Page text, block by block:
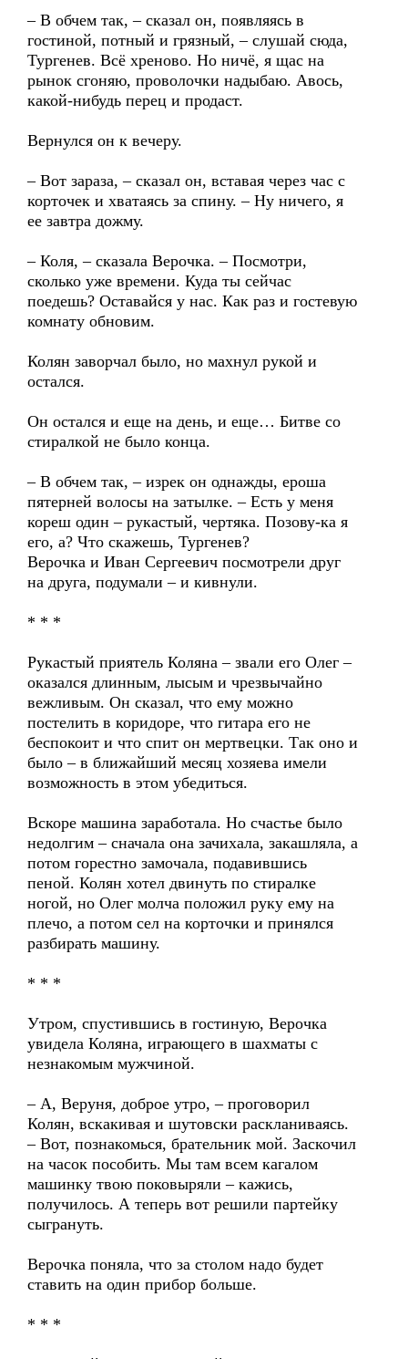
– В обчем так, – сказал он, появляясь в
гостиной, потный и грязный, – слушай сюда,
Тургенев. Всё хреново. Но ничё, я щас на
рынок сгоняю, проволочки надыбаю. Авось,
какой-нибудь перец и продаст.
Вернулся он к вечеру.
– Вот зараза, – сказал он, вставая через час с
корточек и хватаясь за спину. – Ну ничего, я
ее завтра дожму.
– Коля, – сказала Верочка. – Посмотри,
сколько уже времени. Куда ты сейчас
поедешь? Оставайся у нас. Как раз и гостевую
комнату обновим.
Колян заворчал было, но махнул рукой и
остался.
Он остался и еще на день, и еще… Битве со
стиралкой не было конца.
– В обчем так, – изрек он однажды, ероша
пятерней волосы на затылке. – Есть у меня
кореш один – рукастый, чертяка. Позову-ка я
его, а? Что скажешь, Тургенев?
Верочка и Иван Сергеевич посмотрели друг
на друга, подумали – и кивнули.
* * *
Рукастый приятель Коляна – звали его Олег –
оказался длинным, лысым и чрезвычайно
вежливым. Он сказал, что ему можно
постелить в коридоре, что гитара его не
беспокоит и что спит он мертвецки. Так оно и
было – в ближайший месяц хозяева имели
возможность в этом убедиться.
Вскоре машина заработала. Но счастье было
недолгим – сначала она зачихала, закашляла, а
потом горестно замочала, подавившись
пеной. Колян хотел двинуть по стиралке
ногой, но Олег молча положил руку ему на
плечо, а потом сел на корточки и принялся
разбирать машину.
* * *
Утром, спустившись в гостиную, Верочка
увидела Коляна, играющего в шахматы с
незнакомым мужчиной.
– А, Веруня, доброе утро, – проговорил
Колян, вскакивая и шутовски раскланиваясь.
– Вот, познакомься, брательник мой. Заскочил
на часок пособить. Мы там всем кагалом
машинку твою поковыряли – кажись,
получилось. А теперь вот решили партейку
сыгрануть.
Верочка поняла, что за столом надо будет
ставить на один прибор больше.
* * *